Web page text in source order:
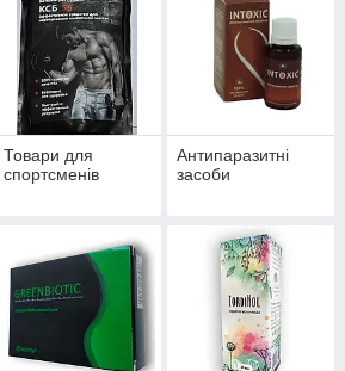
Товари для
спортсменів
Антипаразитні
засоби